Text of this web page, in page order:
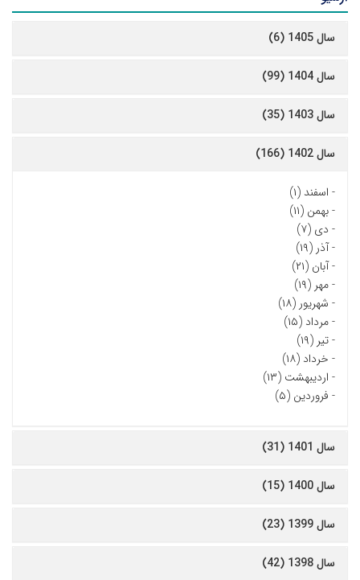
سال 1405 (6)
سال 1404 (99)
سال 1403 (35)
سال 1402 (166)
- اسفند (۱)
-بهمن (۱۱)
- دی (۷)
-آذر (۱۹)
-آبان (۲۱)
-مهر (۱۹)
- شهریور (۱۸)
-مرداد (۱۵)
-تیر (۱۹)
- خرداد (۱۸)
- اردیبهشت (۱۳)
- فروردین (۵)
سال 1401 (31)
سال 1400 (15)
سال 1399 (23)
سال 1398 (42)